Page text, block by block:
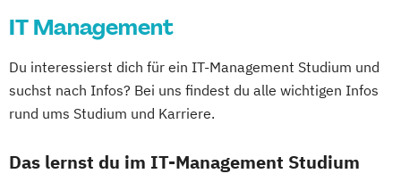
Business Intelligence (DE/EN)
Coaching und Supervision
Computer Science (DE/EN)
Cyber Security (DE/EN)
IT Management
Du interessierst dich für ein IT-Management Studium und
suchst nach Infos? Bei uns findest du alle wichtigen Infos
rund ums Studium und Karriere.
Das lernst du im IT-Management Studium